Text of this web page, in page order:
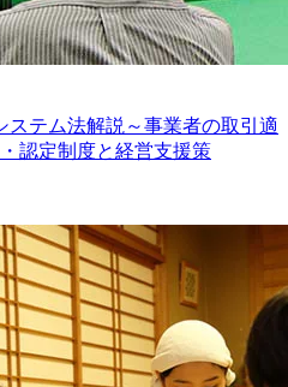
ステム法解説～事業者の取引適
認定制度と経営支援策